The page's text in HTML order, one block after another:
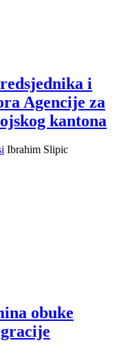
i
Agencije za
kantona
Ibrahim Slipic
obuke